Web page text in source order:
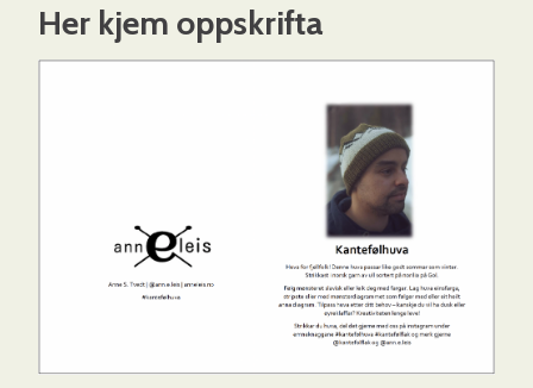
Her kjem oppskrifta